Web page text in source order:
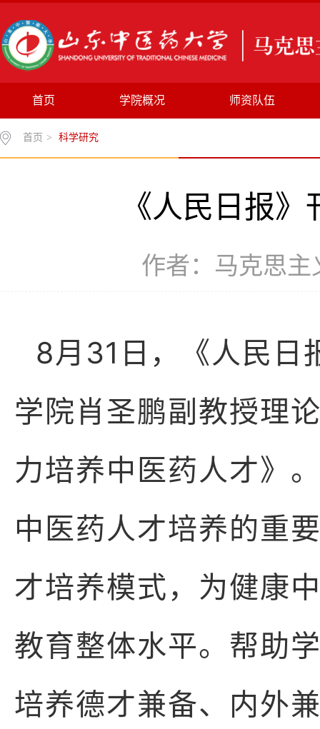
首页 学院概况 师资队伍
首页 > 科学研究
《人民日报
作者：马克思主
8月31日，《人民日
学院肖圣鹏副教授理
力培养中医药人才》
中医药人才培养的重
才培养模式，为健康
教育整体水平。帮助
培养德才兼备、内外